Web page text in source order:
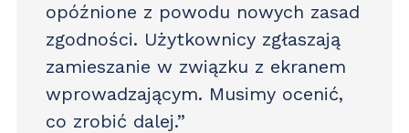
opóźnione z powodu nowych zasad
zgodności. Użytkownicy zgłaszają
zamieszanie w związku z ekranem
wprowadzającym. Musimy ocenić,
co zrobić dalej.”